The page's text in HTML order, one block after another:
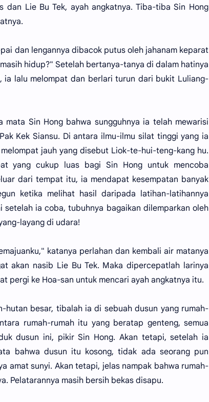
Lie Bu Tek, ayah angkatnya. Tiba-tiba Sin Hong
dan lengannya dibacok putus oleh jahanam keparat
hidup?" Setelah bertanya-tanya di dalam hatinya
ia lalu melompat dan berlari turun dari bukit Luliang-
Sin Hong bahwa sungguhnya ia telah mewarisi
Kek Siansu. Di antara ilmu-ilmu silat tinggi yang ia
jauh yang disebut Liok-te-hui-teng-kang hu.
yang cukup luas bagi Sin Hong untuk mencoba
dari tempat itu, ia mendapat kesempatan banyak
ketika melihat hasil daripada latihan-latihannya
ia coba, tubuhnya bagaikan dilemparkan oleh
layang di udara!
katanya perlahan dan kembali air matanya
akan nasib Lie Bu Tek. Maka dipercepatlah larinya
pergi ke Hoa-san untuk mencari ayah angkatnya itu.
besar, tibalah ia di sebuah dusun yang rumah-
rumah-rumah itu yang beratap genteng, semua
dusun ini, pikir Sin Hong. Akan tetapi, setelah ia
bahwa dusun itu kosong, tidak ada seorang pun
amat sunyi. Akan tetapi, jelas nampak bahwa rumah-
Pelatarannya masih bersih bekas disapu.